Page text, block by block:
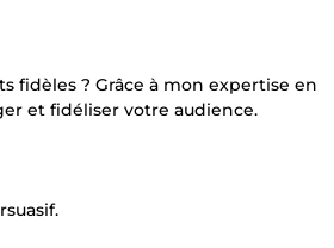
fidèles ? Grâce à mon expertise en
et fidéliser votre audience.